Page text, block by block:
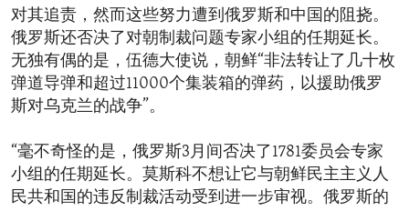
对其追责，然而这些努力遭到俄罗斯和中国的阻挠。
俄罗斯还否决了对朝制裁问题专家小组的任期延长。
无独有偶的是，伍德大使说，朝鲜“非法转让了几十枚
弹道导弹和超过11000个集装箱的弹药，以援助俄罗
斯对乌克兰的战争”。
“毫不奇怪的是，俄罗斯3月间否决了1781委员会专家
小组的任期延长。莫斯科不想让它与朝鲜民主主义人
民共和国的违反制裁活动受到进一步审视。俄罗斯的